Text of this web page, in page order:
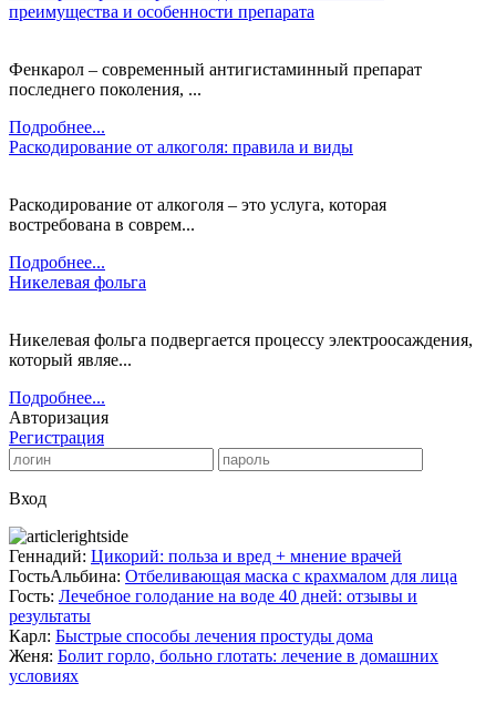
преимущества и особенности препарата
Фенкарол – современный антигистаминный препарат
последнего поколения, ...
Подробнее...
Раскодирование от алкоголя: правила и виды
Раскодирование от алкоголя – это услуга, которая
востребована в соврем...
Подробнее...
Никелевая фольга
Никелевая фольга подвергается процессу электроосаждения,
который являе...
Подробнее...
Авторизация
Регистрация
Вход
Геннадий: Цикорий: польза и вред + мнение врачей
ГостьАльбина: Отбеливающая маска с крахмалом для лица
Гость: Лечебное голодание на воде 40 дней: отзывы и
результаты
Карл: Быстрые способы лечения простуды дома
Женя: Болит горло, больно глотать: лечение в домашних
условиях